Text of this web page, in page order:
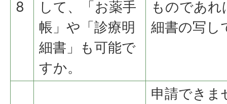
8
して、「お薬手
帳」や「診療明
細書」も可能で
すか。
ものであれ
細書の写し
申請できま